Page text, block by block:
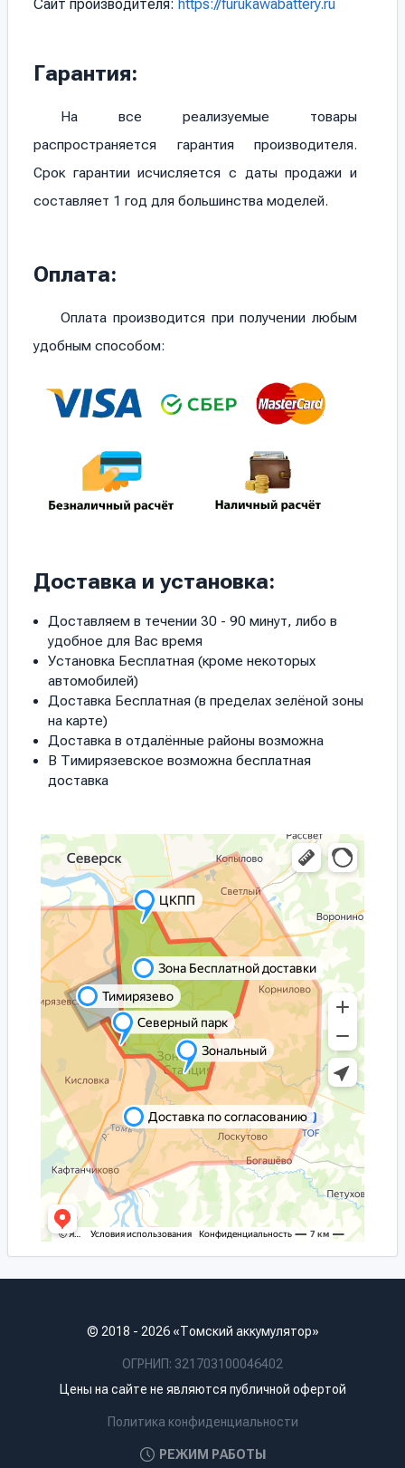
Сайт производителя: https://furukawabattery.ru
Гарантия:
На все реализуемые товары
распространяется гарантия производителя.
Срок гарантии исчисляется с даты продажи и
составляет 1 год для большинства моделей.
Оплата:
Оплата производится при получении любым
удобным способом:
Доставка и установка:
Доставляем в течении 30 - 90 минут, либо в
удобное для Вас время
Установка Бесплатная (кроме некоторых
автомобилей)
Доставка Бесплатная (в пределах зелёной зоны
на карте)
Доставка в отдалённые районы возможна
В Тимирязевское возможна бесплатная
доставка
© 2018 - 2026 «Томский аккумулятор»
ОГРНИП: 321703100046402
Цены на сайте не являются публичной офертой
Политика конфиденциальности
РЕЖИМ РАБОТЫ